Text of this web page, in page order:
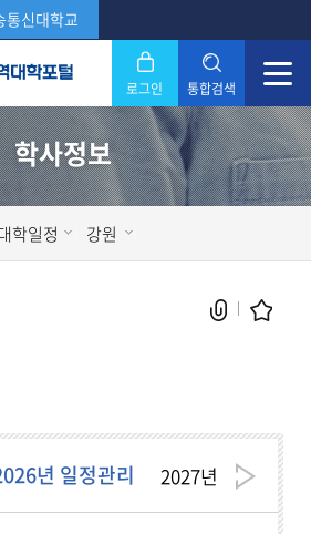
통신대학교
로그인 통합검색
닫기
학사정보
학일정 강원
현재 페이지를 즐겨찾는 메뉴로
메뉴추가
년 일정관리 2027년